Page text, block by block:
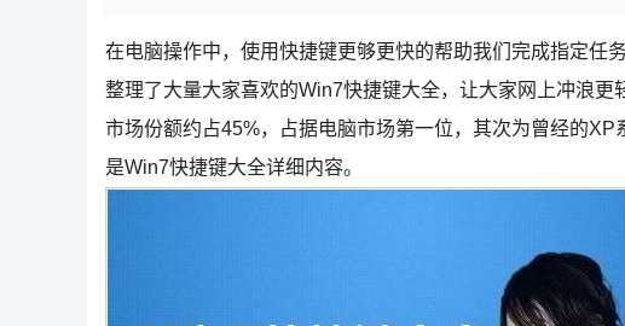
在电脑操作中，使用快捷键更够更快的帮助我们完成指定任
整理了大量大家喜欢的Win7快捷键大全，让大家网上冲浪
市场份额约占45%，占据电脑市场第一位，其次为曾经的
是Win7快捷键大全详细内容。